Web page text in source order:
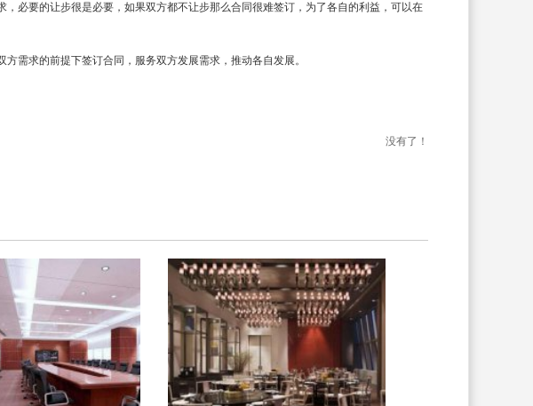
要的让步很是必要，如果双方都不让步那么合同很难签订，为了各自的利益，可以在
求的前提下签订合同，服务双方发展需求，推动各自发展。
没有了！